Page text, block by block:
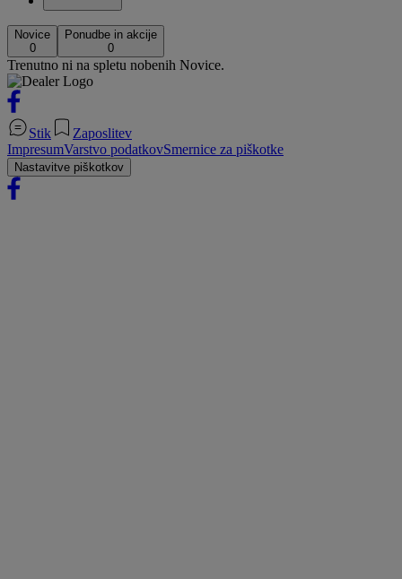
Novice
0
Ponudbe in akcije
0
Trenutno ni na spletu nobenih Novice.
Stik
Zaposlitev
ImpresumVarstvo podatkovSmernice za piškotke
Nastavitve piškotkov